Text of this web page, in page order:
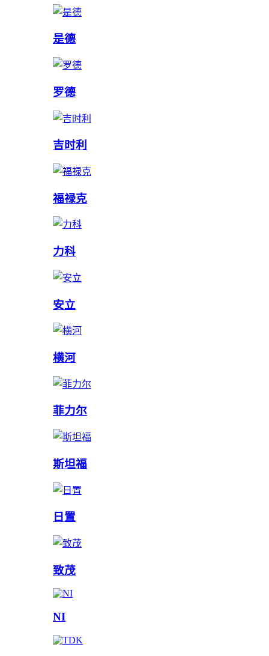
是德
罗德
吉时利
福禄克
力科
安立
横河
菲力尔
斯坦福
日置
致茂
NI